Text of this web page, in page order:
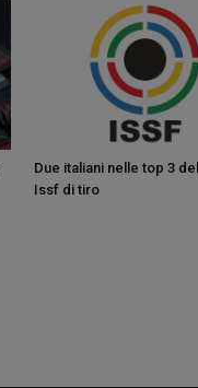
Due italiani nelle top 3
Issf di tiro